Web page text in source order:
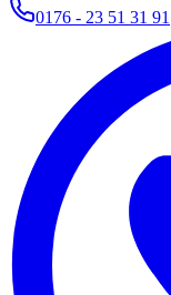
0176 - 23 51 31 91